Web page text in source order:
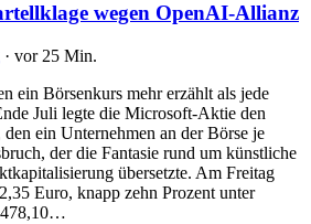
wegen OpenAI-Allianz
· vor 25 Min.
ein Börsenkurs mehr erzählt als jede
Juli legte die Microsoft-Aktie den
ein Unternehmen an der Börse je
der die Fantasie rund um künstliche
übersetzte. Am Freitag
Euro, knapp zehn Prozent unter
478,10…